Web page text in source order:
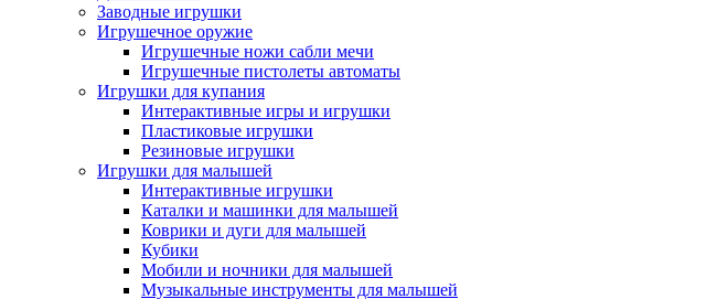
Заводные игрушки
Игрушечное оружие
Игрушечные ножи сабли мечи
Игрушечные пистолеты автоматы
Игрушки для купания
Интерактивные игры и игрушки
Пластиковые игрушки
Резиновые игрушки
Игрушки для малышей
Интерактивные игрушки
Каталки и машинки для малышей
Коврики и дуги для малышей
Кубики
Мобили и ночники для малышей
Музыкальные инструменты для малышей